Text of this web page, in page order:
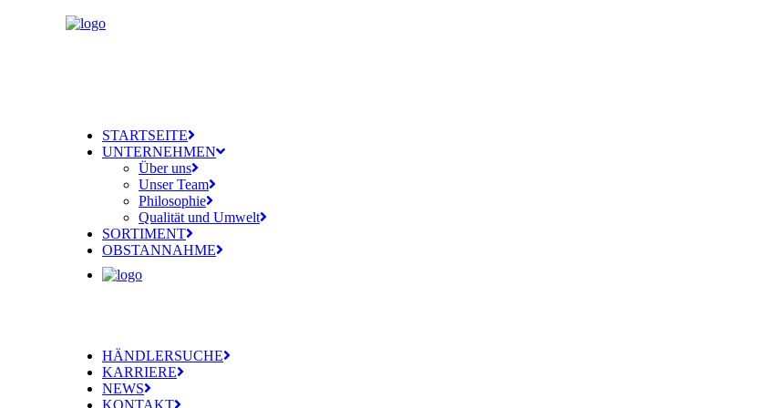
STARTSEITE
UNTERNEHMEN
Über uns
Unser Team
Philosophie
Qualität und Umwelt
SORTIMENT
OBSTANNAHME
HÄNDLERSUCHE
KARRIERE
NEWS
KONTAKT